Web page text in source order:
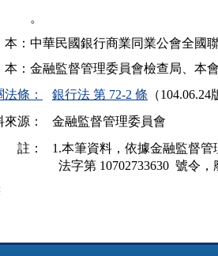
。
本：中華民國銀行商業同業公會全國
法條： 銀行法 第 72-2 條 （104.06.24
來源：
金融監督管理委員會
：
1.本筆資料，依據金融監督管
法字第 10702733630  號令